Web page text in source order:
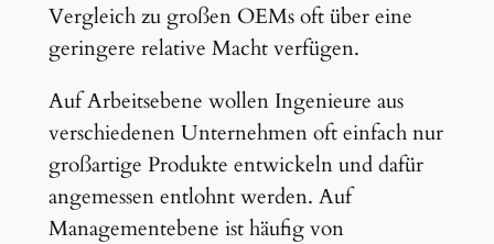
Vergleich zu großen OEMs oft über eine
geringere relative Macht verfügen.
Auf Arbeitsebene wollen Ingenieure aus
verschiedenen Unternehmen oft einfach nur
großartige Produkte entwickeln und dafür
angemessen entlohnt werden. Auf
Managementebene ist häufig von